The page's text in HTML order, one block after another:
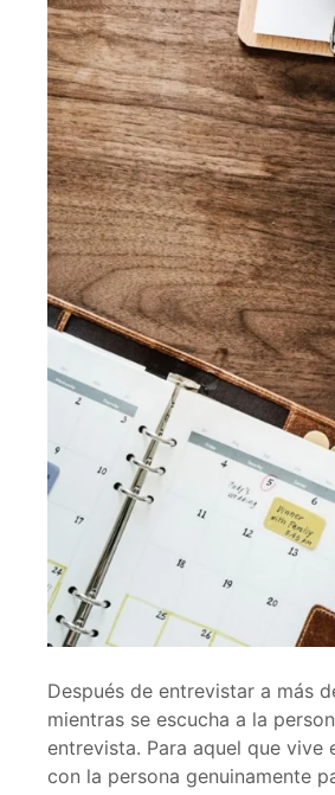
Después de entrevistar a más
mientras se escucha a la
entrevista. Para aquel que
con la persona genuinamente